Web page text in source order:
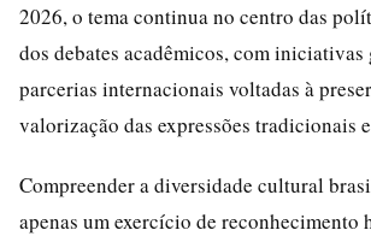
2026, o tema continua no centro das
dos debates acadêmicos, com iniciativas
parcerias internacionais voltadas à
valorização das expressões tradicionais
Compreender a diversidade cultural
apenas um exercício de reconhecimento